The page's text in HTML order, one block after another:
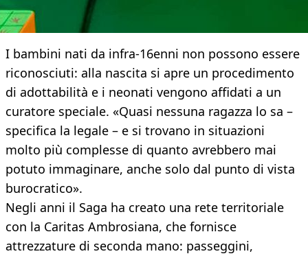
I bambini nati da infra-16enni non possono essere
riconosciuti: alla nascita si apre un procedimento
di adottabilità e i neonati vengono affidati a un
curatore speciale. «Quasi nessuna ragazza lo sa –
specifica la legale – e si trovano in situazioni
molto più complesse di quanto avrebbero mai
potuto immaginare, anche solo dal punto di vista
burocratico».
Negli anni il Saga ha creato una rete territoriale
con la Caritas Ambrosiana, che fornisce
attrezzature di seconda mano: passeggini,